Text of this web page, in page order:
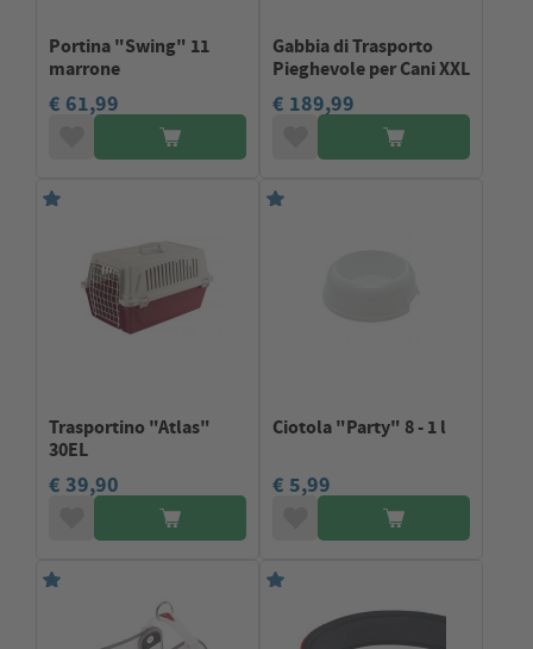
Portina "Swing" 11
marrone
€ 61,99
Gabbia di Trasporto
Pieghevole per Cani XXL
€ 189,99
Trasportino "Atlas"
30EL
€ 39,90
Ciotola "Party" 8 - 1 l
€ 5,99